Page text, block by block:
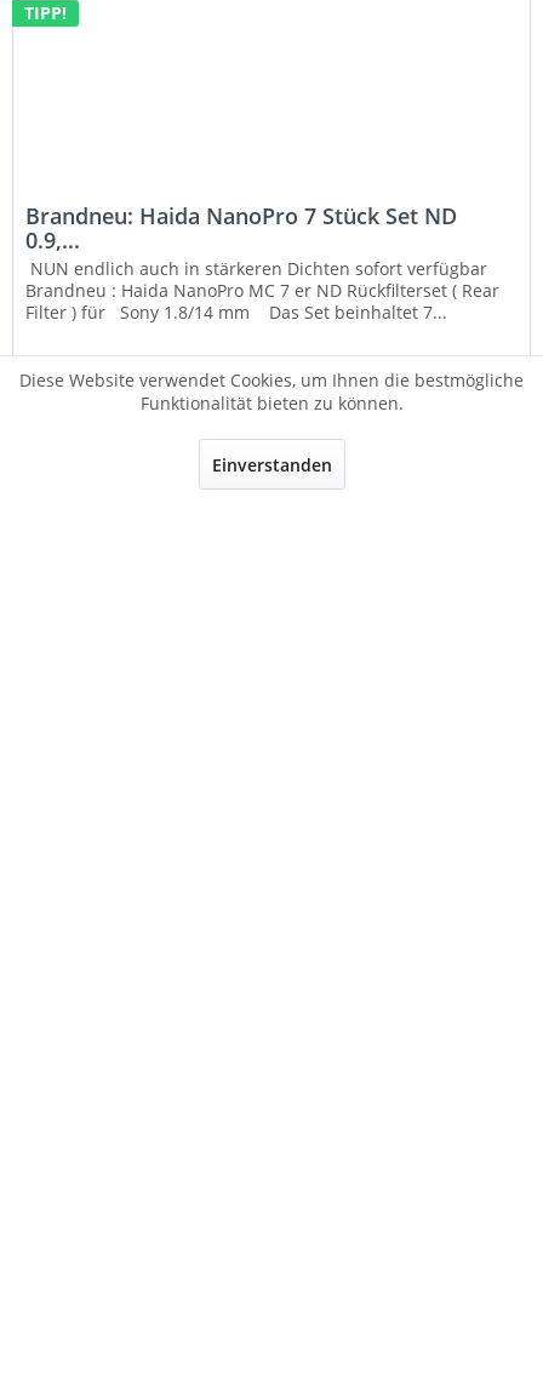
TIPP!
Brandneu: Haida NanoPro 7 Stück Set ND
0.9,...
NUN endlich auch in stärkeren Dichten sofort verfügbar
Brandneu : Haida NanoPro MC 7 er ND Rückfilterset ( Rear
Filter ) für Sony 1.8/14 mm Das Set beinhaltet 7...
189,90 € * 249,90 € *
Diese Website verwendet Cookies, um Ihnen die bestmögliche
Funktionalität bieten zu können.
Einverstanden